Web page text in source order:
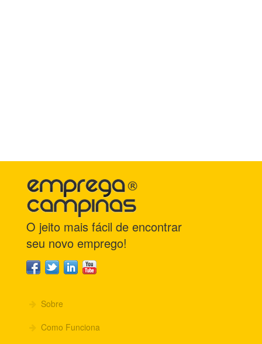
O jeito mais fácil de encontrar
seu novo emprego!
Sobre
Como Funciona